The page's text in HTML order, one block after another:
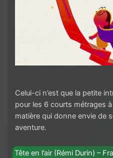
Celui-ci n’est que la petite
pour les 6 courts métrages
matière qui donne envie de
aventure.
Tête en l’air (Rémi Durin) –